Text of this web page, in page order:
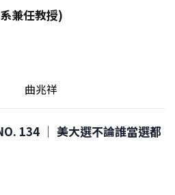
兼任教授)
曲兆祥
134 │ 美大選不論誰當選都